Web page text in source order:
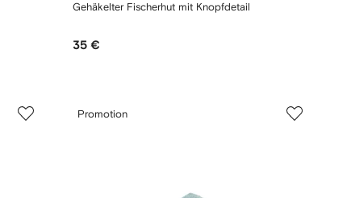
Gehäkelter Fischerhut mit Knopfdetail
35 €
Promotion